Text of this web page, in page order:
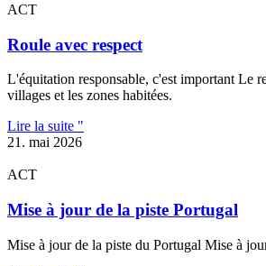
ACT
Roule avec respect
L'équitation responsable, c'est important Le
villages et les zones habitées.
Lire la suite "
21. mai 2026
ACT
Mise à jour de la piste Portugal
Mise à jour de la piste du Portugal Mise à